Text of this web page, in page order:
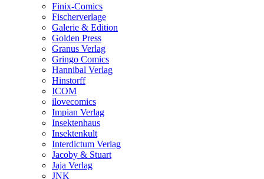
Finix-Comics
Fischerverlage
Galerie & Edition
Golden Press
Granus Verlag
Gringo Comics
Hannibal Verlag
Hinstorff
ICOM
ilovecomics
Impian Verlag
Insektenhaus
Insektenkult
Interdictum Verlag
Jacoby & Stuart
Jaja Verlag
JNK